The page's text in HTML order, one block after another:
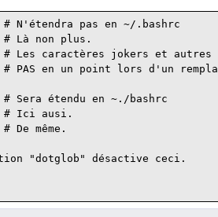
N'étendra pas en ~/.bashrc
Là non plus.
# Les caractères jokers et autres
# PAS en un point lors d'un
Sera étendu en ~./bashrc
# Ici ausi.
même.
"dotglob" désactive ceci.